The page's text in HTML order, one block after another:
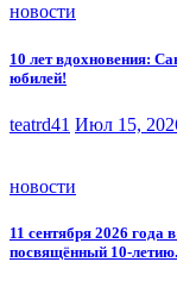
новости
10 лет вдохновения:
юбилей!
teatrd41 Июл 15,
новости
11 сентября 2026 года
посвящённый 10-летию.